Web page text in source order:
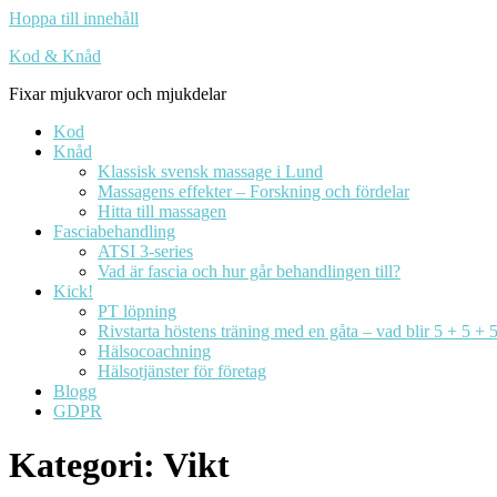
Hoppa till innehåll
Kod & Knåd
Fixar mjukvaror och mjukdelar
Kod
Knåd
Klassisk svensk massage i Lund
Massagens effekter – Forskning och fördelar
Hitta till massagen
Fasciabehandling
ATSI 3-series
Vad är fascia och hur går behandlingen till?
Kick!
PT löpning
Rivstarta höstens träning med en gåta – vad blir 5 + 5 +
Hälsocoachning
Hälsotjänster för företag
Blogg
GDPR
Kategori: Vikt